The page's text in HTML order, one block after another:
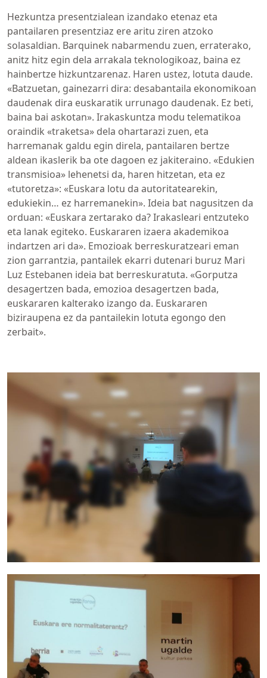
Hezkuntza presentzialean izandako etenaz eta
pantailaren presentziaz ere aritu ziren atzoko
solasaldian. Barquinek nabarmendu zuen, erraterako,
anitz hitz egin dela arrakala teknologikoaz, baina ez
hainbertze hizkuntzarenaz. Haren ustez, lotuta daude.
«Batzuetan, gainezarri dira: desabantaila ekonomikoan
daudenak dira euskaratik urrunago daudenak. Ez beti,
baina bai askotan». Irakaskuntza modu telematikoa
oraindik «traketsa» dela ohartarazi zuen, eta
harremanak galdu egin direla, pantailaren bertze
aldean ikaslerik ba ote dagoen ez jakiteraino. «Edukien
transmisioa» lehenetsi da, haren hitzetan, eta ez
«tutoretza»: «Euskara lotu da autoritatearekin,
edukiekin… ez harremanekin». Ideia bat nagusitzen da
orduan: «Euskara zertarako da? Irakasleari entzuteko
eta lanak egiteko. Euskararen izaera akademikoa
indartzen ari da». Emozioak berreskuratzeari eman
zion garrantzia, pantailek ekarri dutenari buruz Mari
Luz Estebanen ideia bat berreskuratuta. «Gorputza
desagertzen bada, emozioa desagertzen bada,
euskararen kalterako izango da. Euskararen
biziraupena ez da pantailekin lotuta egongo den
zerbait».